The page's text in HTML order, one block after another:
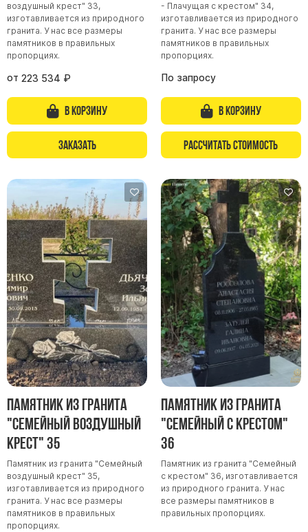
воздушный крест" 33,
изготавливается из природного
гранита. У нас все размеры
памятников в правильных
пропорциях.
от 223 534 ₽
В корзину
Заказать
- Плачущая с крестом" 34,
изготавливается из природного
гранита. У нас все размеры
памятников в правильных
пропорциях.
По запросу
В корзину
Рассчитать стоимость
Памятник из гранита
"Семейный воздушный
крест" 35
Памятник из гранита "Семейный
воздушный крест" 35,
изготавливается из природного
гранита. У нас все размеры
памятников в правильных
пропорциях.
Памятник из гранита
"Семейный с крестом"
36
Памятник из гранита "Семейный
с крестом" 36, изготавливается
из природного гранита. У нас
все размеры памятников в
правильных пропорциях.